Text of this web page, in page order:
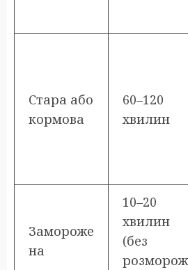
Стара або
кормова
60–120
хвилин
Замороже
на
10–20
хвилин
(без
розморож